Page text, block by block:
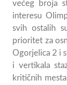
većeg broja
interesu
svih ostalih
prioritet za
Ogorjelica 2 i
i vertikala
kritičnih